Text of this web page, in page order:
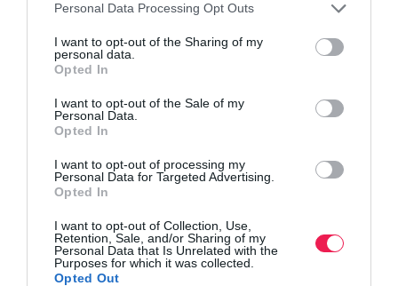
Personal Data Processing Opt Outs
I want to opt-out of the Sharing of my
personal data.
Opted In
I want to opt-out of the Sale of my
Personal Data.
Opted In
I want to opt-out of processing my
Personal Data for Targeted Advertising.
Opted In
I want to opt-out of Collection, Use,
Retention, Sale, and/or Sharing of my
Personal Data that Is Unrelated with the
Purposes for which it was collected.
Opted Out